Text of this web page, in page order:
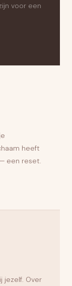
voor een
heeft
een reset.
jezelf. Over